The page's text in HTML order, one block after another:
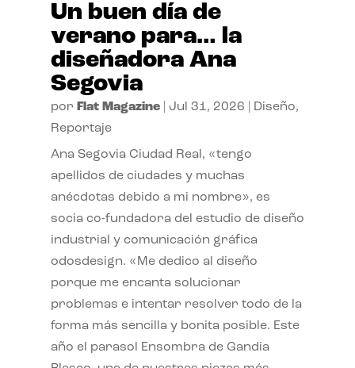
Un buen día de
verano para… la
diseñadora Ana
Segovia
por Flat Magazine| Jul 31, 2026 Diseño,
Reportaje
Ana Segovia Ciudad Real, «tengo
apellidos de ciudades y muchas
anécdotas debido a mi nombre», es
socia co-fundadora del estudio de diseño
industrial y comunicación gráfica
odosdesign. «Me dedico al diseño
porque me encanta solucionar
problemas e intentar resolver todo de la
forma más sencilla y bonita posible. Este
año el parasol Ensombra de Gandia